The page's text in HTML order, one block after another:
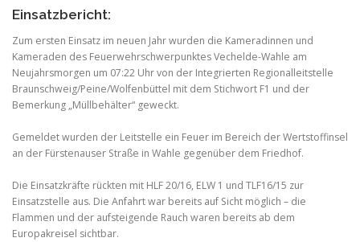
Einsatzbericht:
Zum ersten Einsatz im neuen Jahr wurden die Kameradinnen und
Kameraden des Feuerwehrschwerpunktes Vechelde-Wahle am
Neujahrsmorgen um 07:22 Uhr von der Integrierten Regionalleitstelle
Braunschweig/Peine/Wolfenbüttel mit dem Stichwort F1 und der
Bemerkung „Müllbehälter“ geweckt.
Gemeldet wurden der Leitstelle ein Feuer im Bereich der Wertstoffinsel
an der Fürstenauser Straße in Wahle gegenüber dem Friedhof.
Die Einsatzkräfte rückten mit HLF 20/16, ELW 1 und TLF16/15 zur
Einsatzstelle aus. Die Anfahrt war bereits auf Sicht möglich – die
Flammen und der aufsteigende Rauch waren bereits ab dem
Europakreisel sichtbar.